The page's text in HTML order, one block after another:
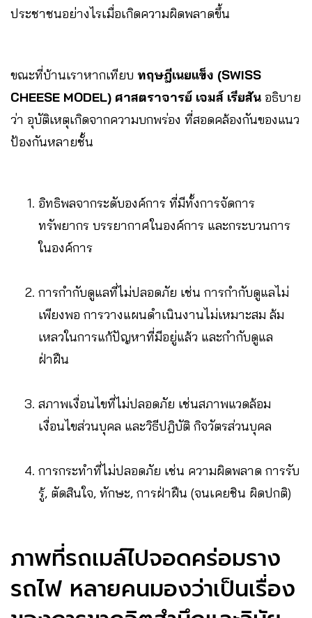
ประชาชนอย่างไรเมื่อเกิดความผิดพลาดขึ้น
ขณะที่บ้านเราหากเทียบ ทฤษฎีเนยแข็ง (SWISS
CHEESE MODEL) ศาสตราจารย์ เจมส์ เรียสัน อธิบาย
ว่า อุบัติเหตุเกิดจากความบกพร่อง ที่สอดคล้องกันของแนว
ป้องกันหลายชั้น
อิทธิพลจากระดับองค์การ ที่มีทั้งการจัดการ
ทรัพยากร บรรยากาศในองค์การ และกระบวนการ
ในองค์การ
การกำกับดูแลที่ไม่ปลอดภัย เช่น การกำกับดูแลไม่
เพียงพอ การวางแผนดำเนินงานไม่เหมาะสม ล้ม
เหลวในการแก้ปัญหาที่มีอยู่แล้ว และกำกับดูแล
ฝ่าฝืน
สภาพเงื่อนไขที่ไม่ปลอดภัย เช่นสภาพแวดล้อม
เงื่อนไขส่วนบุคล และวิธีปฎิบัติ กิจวัตรส่วนบุคล
การกระทำที่ไม่ปลอดภัย เช่น ความผิดพลาด การรับ
รู้, ตัดสินใจ, ทักษะ, การฝ่าฝืน (จนเคยชิน ผิดปกติ)
ภาพที่รถเมล์ไปจอดคร่อมราง
รถไฟ หลายคนมองว่าเป็นเรื่อง